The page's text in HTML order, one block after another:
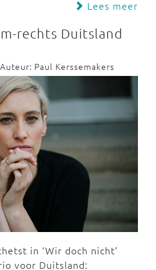
Lees meer
rechts Duitsland
Paul Kerssemakers
in ‘Wir doch nicht’
voor Duitsland: